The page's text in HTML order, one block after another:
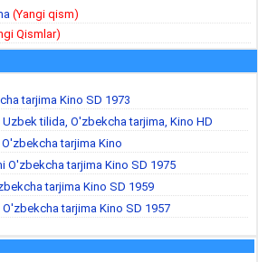
(Yangi qism)
Qismlar)
tarjima Kino SD 1973
tilida, O'zbekcha tarjima, Kino HD
tarjima Kino
O'zbekcha tarjima Kino SD 1975
tarjima Kino SD 1959
tarjima Kino SD 1957